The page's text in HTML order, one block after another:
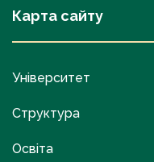
Карта сайту
Університет
Структура
Освіта